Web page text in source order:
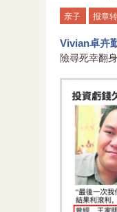
亲子 报章
Vivian卓卉
險尋死幸翻身